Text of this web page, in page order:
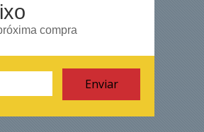
compra